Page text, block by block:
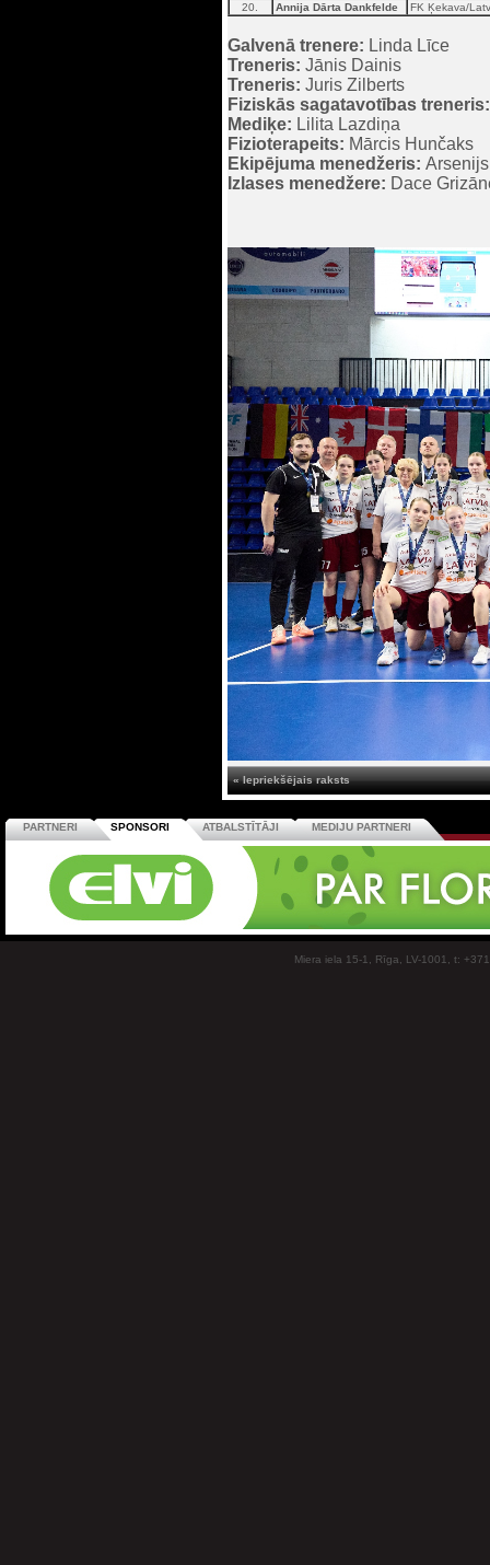
20.
Annija Dārta Dankfelde FK Ķekava/
Galvenā trenere: Linda Līce
Treneris: Jānis Dainis
Treneris: Juris Zilberts
Fiziskās sagatavotības treneris:
Mediķe: Lilita Lazdiņa
Fizioterapeits: Mārcis Hunčaks
Ekipējuma menedžeris:
Izlases menedžere: Dace
« Iepriekšējais raksts
PARTNERI SPONSORI ATBALSTĪTĀJI MEDIJU PARTNERI
Miera iela 15-1, Rīga, LV-1001, t: